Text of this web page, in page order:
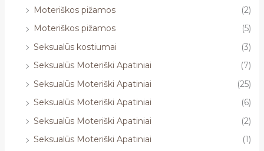
Moteriškos pižamos
(2)
Moteriškos pižamos
(5)
Seksualūs kostiumai
(3)
Seksualūs Moteriški Apatiniai
(7)
Seksualūs Moteriški Apatiniai
(25)
Seksualūs Moteriški Apatiniai
(6)
Seksualūs Moteriški Apatiniai
(2)
Seksualūs Moteriški Apatiniai
(1)